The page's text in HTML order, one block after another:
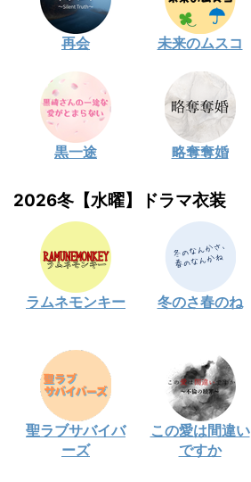
再会 未来のムスコ
黒一途 略奪奪婚
2026冬【水曜】ドラマ衣装
ラムネモンキー 冬のさ春のね
聖ラブサバイバ
ーズ
この愛は間違い
ですか